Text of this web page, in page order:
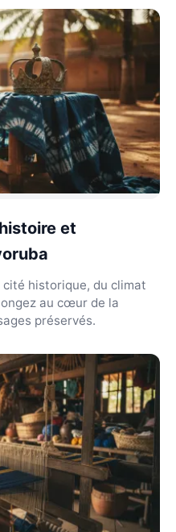
et
historique, du climat
au cœur de la
préservés.